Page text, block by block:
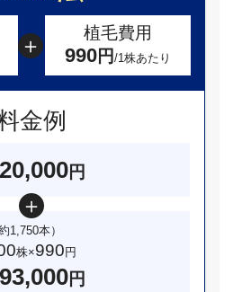
植毛費用
990円 /1株あたり
金例
円
約1,750本）
株×990 円
円